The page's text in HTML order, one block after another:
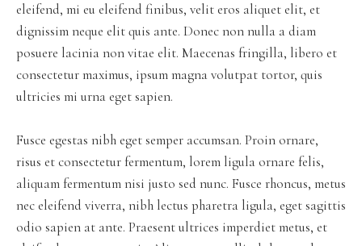
eleifend, mi eu eleifend finibus, velit eros aliquet elit, et
dignissim neque elit quis ante. Donec non nulla a diam
posuere lacinia non vitae elit. Maecenas fringilla, libero et
consectetur maximus, ipsum magna volutpat tortor, quis
ultricies mi urna eget sapien.
Fusce egestas nibh eget semper accumsan. Proin ornare,
risus et consectetur fermentum, lorem ligula ornare felis,
aliquam fermentum nisi justo sed nunc. Fusce rhoncus, metus
nec eleifend viverra, nibh lectus pharetra ligula, eget sagittis
odio sapien at ante. Praesent ultrices imperdiet metus, et